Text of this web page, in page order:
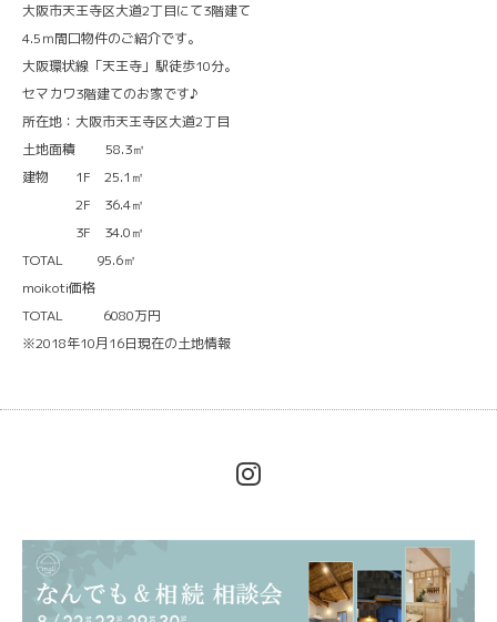
大阪市天王寺区大道2丁目にて3階建て
4.5ｍ間口物件のご紹介です。
大阪環状線「天王寺」駅徒歩10分。
セマカワ3階建てのお家です♪
所在地：大阪市天王寺区大道2丁目
土地面積 58.3㎡
建物 1F 25.1㎡
2F 36.4㎡
3F 34.0㎡
TOTAL 95.6㎡
moikoti価格
TOTAL 6080万円
※2018年10月16日現在の土地情報